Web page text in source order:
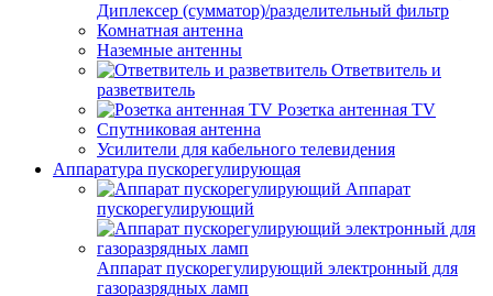
Диплексер (сумматор)/разделительный фильтр
Комнатная антенна
Наземные антенны
Ответвитель и
разветвитель
Розетка антенная TV
Спутниковая антенна
Усилители для кабельного телевидения
Аппаратура пускорегулирующая
Аппарат
пускорегулирующий
Аппарат пускорегулирующий электронный для
газоразрядных ламп